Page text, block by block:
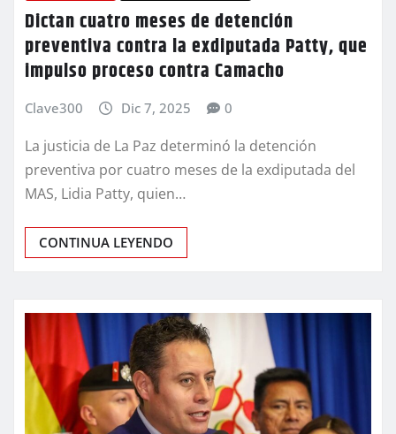
Dictan cuatro meses de detención
preventiva contra la exdiputada Patty, que
impulso proceso contra Camacho
Clave300 Dic 7, 2025 0
La justicia de La Paz determinó la detención
preventiva por cuatro meses de la exdiputada del
MAS, Lidia Patty, quien…
CONTINUA LEYENDO